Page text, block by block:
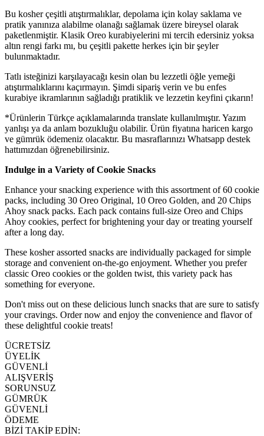
Bu kosher çeşitli atıştırmalıklar, depolama için kolay saklama ve
pratik yanınıza alabilme olanağı sağlamak üzere bireysel olarak
paketlenmiştir. Klasik Oreo kurabiyelerini mi tercih edersiniz yoksa
altın rengi farkı mı, bu çeşitli pakette herkes için bir şeyler
bulunmaktadır.
Tatlı isteğinizi karşılayacağı kesin olan bu lezzetli öğle yemeği
atıştırmalıklarını kaçırmayın. Şimdi sipariş verin ve bu enfes
kurabiye ikramlarının sağladığı pratiklik ve lezzetin keyfini çıkarın!
*Ürünlerin Türkçe açıklamalarında translate kullanılmıştır. Yazım
yanlışı ya da anlam bozukluğu olabilir. Ürün fiyatına haricen kargo
ve gümrük ödemeniz olacaktır. Bu masraflarınızı Whatsapp destek
hattımızdan öğrenebilirsiniz.
Indulge in a Variety of Cookie Snacks
Enhance your snacking experience with this assortment of 60 cookie
packs, including 30 Oreo Original, 10 Oreo Golden, and 20 Chips
Ahoy snack packs. Each pack contains full-size Oreo and Chips
Ahoy cookies, perfect for brightening your day or treating yourself
after a long day.
These kosher assorted snacks are individually packaged for simple
storage and convenient on-the-go enjoyment. Whether you prefer
classic Oreo cookies or the golden twist, this variety pack has
something for everyone.
Don't miss out on these delicious lunch snacks that are sure to satisfy
your cravings. Order now and enjoy the convenience and flavor of
these delightful cookie treats!
ÜCRETSİZ
ÜYELİK
GÜVENLİ
ALIŞVERİŞ
SORUNSUZ
GÜMRÜK
GÜVENLİ
ÖDEME
BİZİ TAKİP EDİN: